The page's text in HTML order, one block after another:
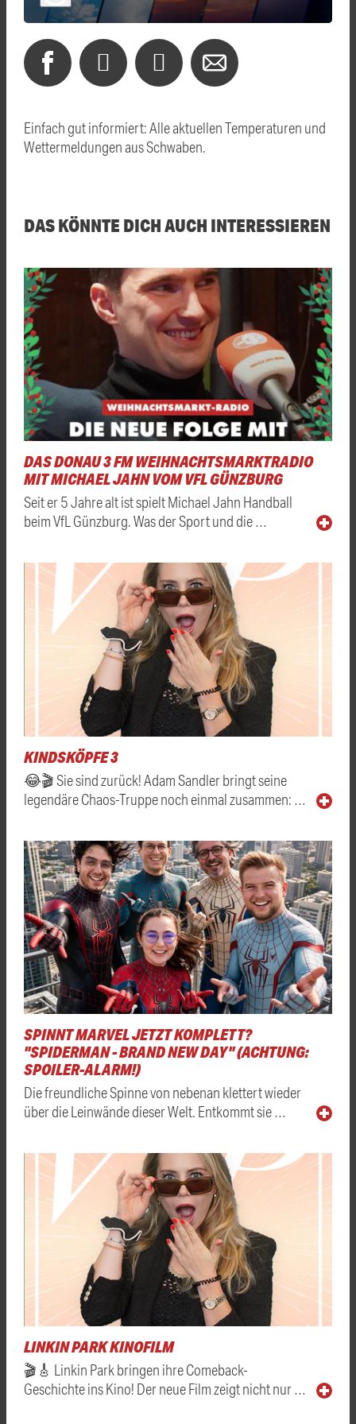
Einfach gut informiert: Alle aktuellen Temperaturen und
Wettermeldungen aus Schwaben.
DAS KÖNNTE DICH AUCH INTERESSIEREN
DAS DONAU 3 FM WEIHNACHTSMARKTRADIO
MIT MICHAEL JAHN VOM VFL GÜNZBURG
Seit er 5 Jahre alt ist spielt Michael Jahn Handball
beim VfL Günzburg. Was der Sport und die …
KINDSKÖPFE 3
😂🎬 Sie sind zurück! Adam Sandler bringt seine
legendäre Chaos-Truppe noch einmal zusammen: …
SPINNT MARVEL JETZT KOMPLETT?
"SPIDERMAN - BRAND NEW DAY" (ACHTUNG:
SPOILER-ALARM!)
Die freundliche Spinne von nebenan klettert wieder
über die Leinwände dieser Welt. Entkommt sie …
LINKIN PARK KINOFILM
🎬🎸 Linkin Park bringen ihre Comeback-
Geschichte ins Kino! Der neue Film zeigt nicht nur …